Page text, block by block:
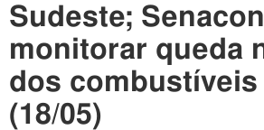
Sudeste;
monitorar queda
dos combustíveis
(18/05)